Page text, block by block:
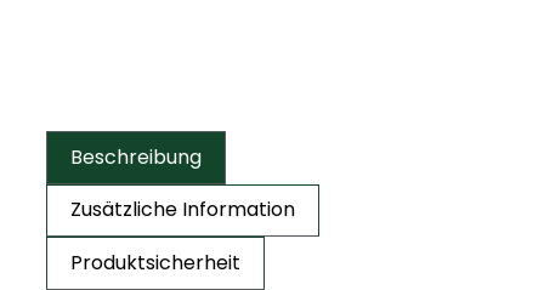
Beschreibung
Zusätzliche Information
Produktsicherheit